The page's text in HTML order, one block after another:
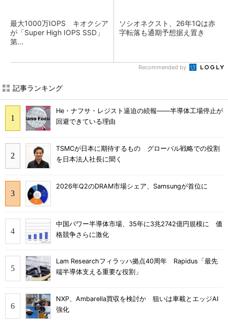
最大1000万IOPS キオクシア
が「Super High IOPS SSD」
第...
ソシオネクスト、26年1Qは赤
字転落も通期予想据え置き
Recommended by
記事ランキング
He・ナフサ・レジスト逼迫の続報――半導体工場停止が
回避できている理由
TSMCが日本に期待するもの グローバル戦略での役割
を日本法人社長に聞く
2026年Q2のDRAM市場シェア、Samsungが首位に
中国パワー半導体市場、35年に3兆2742億円規模に 価
格競争さらに激化
Lam Researchフィラッハ拠点40周年 Rapidus「最先
端半導体支える重要な役割」
NXP、Ambarella買収を検討か 狙いは車載とエッジAI
強化